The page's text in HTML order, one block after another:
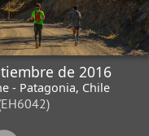
de 2016
- Patagonia, Chile